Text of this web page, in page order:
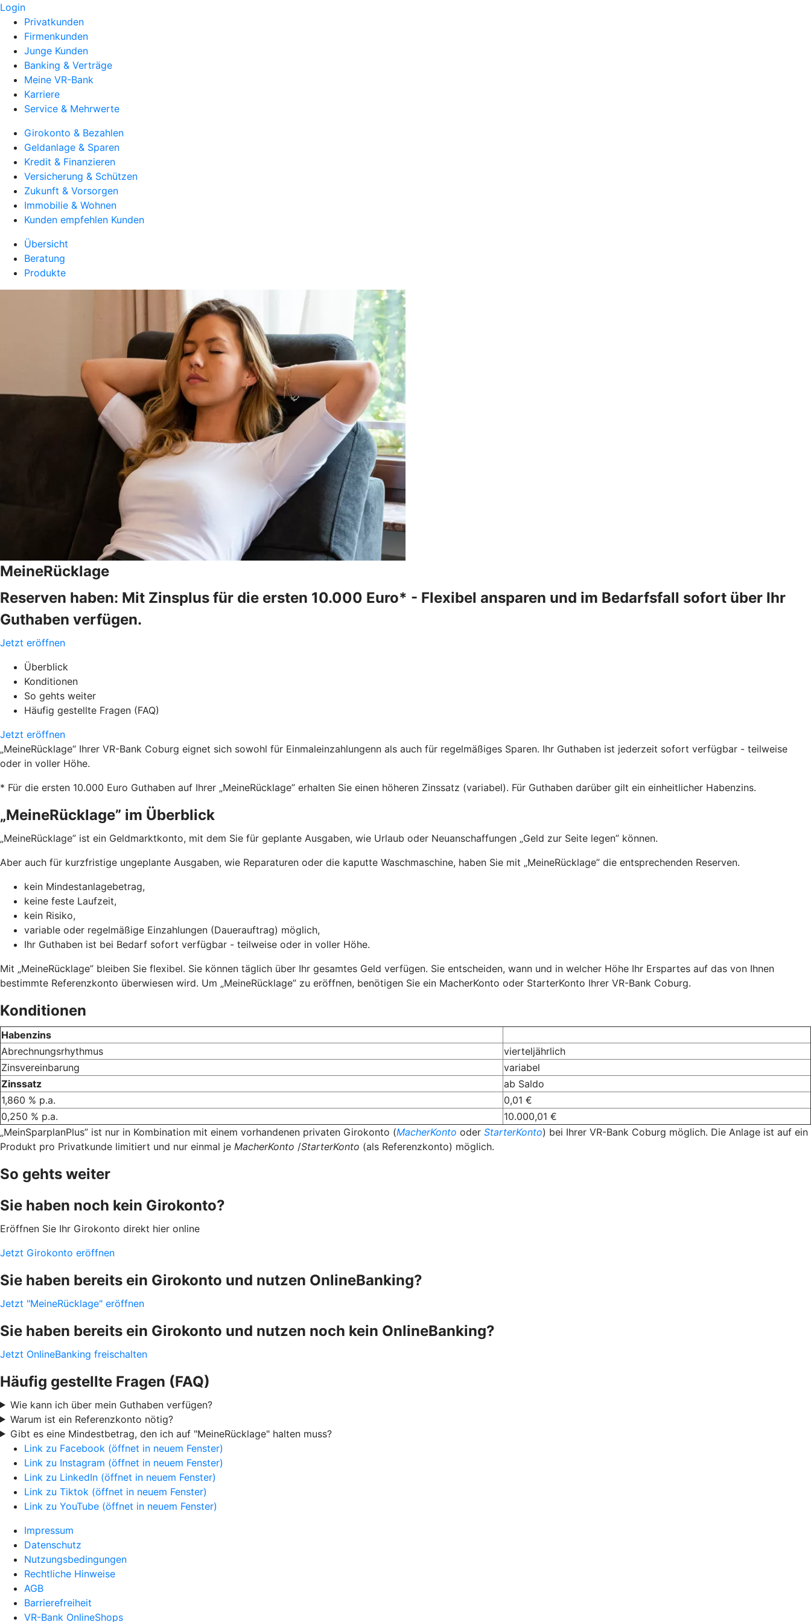
Login
Privatkunden
Firmenkunden
Junge Kunden
Banking & Verträge
Meine VR-Bank
Karriere
Service & Mehrwerte
Girokonto & Bezahlen
Geldanlage & Sparen
Kredit & Finanzieren
Versicherung & Schützen
Zukunft & Vorsorgen
Immobilie & Wohnen
Kunden empfehlen Kunden
Übersicht
Beratung
Produkte
MeineRücklage
Reserven haben: Mit Zinsplus für die ersten 10.000 Euro* - Flexibel ansparen und im Bedarfsfall sofort über Ihr
Guthaben verfügen.
Jetzt eröffnen
Überblick
Konditionen
So gehts weiter
Häufig gestellte Fragen (FAQ)
Jetzt eröffnen
„MeineRücklage“ Ihrer VR-Bank Coburg eignet sich sowohl für Einmaleinzahlungenn als auch für regelmäßiges Sparen. Ihr Guthaben ist jederzeit sofort verfügbar - teilweise
oder in voller Höhe.
* Für die ersten 10.000 Euro Guthaben auf Ihrer „MeineRücklage” erhalten Sie einen höheren Zinssatz (variabel). Für Guthaben darüber gilt ein einheitlicher Habenzins.
„MeineRücklage” im Überblick
„MeineRücklage” ist ein Geldmarktkonto, mit dem Sie für geplante Ausgaben, wie Urlaub oder Neuanschaffungen „Geld zur Seite legen” können.
Aber auch für kurzfristige ungeplante Ausgaben, wie Reparaturen oder die kaputte Waschmaschine, haben Sie mit „MeineRücklage” die entsprechenden Reserven.
kein Mindestanlagebetrag,
keine feste Laufzeit,
kein Risiko,
variable oder regelmäßige Einzahlungen (Dauerauftrag) möglich,
Ihr Guthaben ist bei Bedarf sofort verfügbar - teilweise oder in voller Höhe.
Mit „MeineRücklage” bleiben Sie flexibel. Sie können täglich über Ihr gesamtes Geld verfügen. Sie entscheiden, wann und in welcher Höhe Ihr Erspartes auf das von Ihnen
bestimmte Referenzkonto überwiesen wird. Um „MeineRücklage” zu eröffnen, benötigen Sie ein MacherKonto oder StarterKonto Ihrer VR-Bank Coburg.
Konditionen
Habenzins
Abrechnungsrhythmus
vierteljährlich
Zinsvereinbarung
variabel
Zinssatz
ab Saldo
1,860 % p.a.
0,01 €
0,250 % p.a.
10.000,01 €
„MeinSparplanPlus” ist nur in Kombination mit einem vorhandenen privaten Girokonto (MacherKonto oder StarterKonto) bei Ihrer VR-Bank Coburg möglich. Die Anlage ist auf ein
Produkt pro Privatkunde limitiert und nur einmal je MacherKonto /StarterKonto (als Referenzkonto) möglich.
So gehts weiter
Sie haben noch kein Girokonto?
Eröffnen Sie Ihr Girokonto direkt hier online
Jetzt Girokonto eröffnen
Sie haben bereits ein Girokonto und nutzen OnlineBanking?
Jetzt "MeineRücklage" eröffnen
Sie haben bereits ein Girokonto und nutzen noch kein OnlineBanking?
Jetzt OnlineBanking freischalten
Häufig gestellte Fragen (FAQ)
Wie kann ich über mein Guthaben verfügen?
Warum ist ein Referenzkonto nötig?
Gibt es eine Mindestbetrag, den ich auf "MeineRücklage" halten muss?
Link zu Facebook (öffnet in neuem Fenster)
Link zu Instagram (öffnet in neuem Fenster)
Link zu LinkedIn (öffnet in neuem Fenster)
Link zu Tiktok (öffnet in neuem Fenster)
Link zu YouTube (öffnet in neuem Fenster)
Impressum
Datenschutz
Nutzungsbedingungen
Rechtliche Hinweise
AGB
Barrierefreiheit
VR-Bank OnlineShops